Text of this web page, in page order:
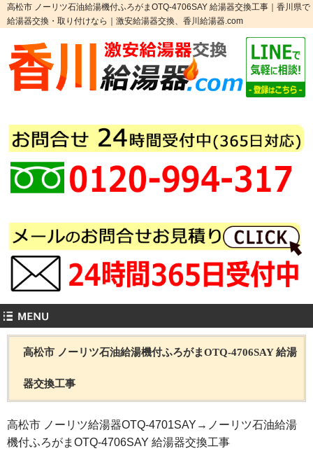
高松市 ノーリツ石油給湯機付ふろがまOTQ-4706SAY 給湯器交換工事｜香川県で
給湯器交換・取り付けなら｜激安給湯器交換、香川給湯器.com
高松市 ノーリツ石油給湯機付ふろがまOTQ-4706SAY 給湯
器交換工事
高松市 ノーリツ給湯器OTQ-4701SAY→ノーリツ石油給湯
機付ふろがまOTQ-4706SAY 給湯器交換工事